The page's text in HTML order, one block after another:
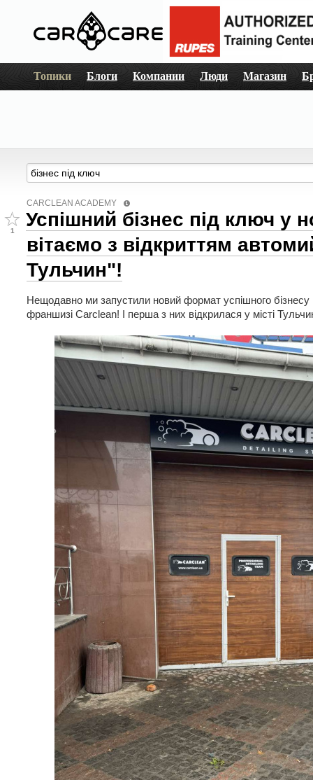
Топики Блоги Компании Люди Магазин
CARCLEAN ACADEMY
1
Успішний бізнес під ключ у
вітаємо з відкриттям
Тульчин"!
Нещодавно ми запустили новий формат успішного
франшизі Carclean! І перша з них відкрилася у місті